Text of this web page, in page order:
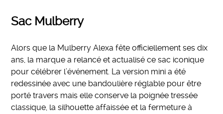
Sac Mulberry
Alors que la Mulberry Alexa fête officiellement ses dix
ans, la marque a relancé et actualisé ce sac iconique
pour célébrer l’événement. La version mini a été
redessinée avec une bandoulière réglable pour être
porté travers mais elle conserve la poignée tressée
classique, la silhouette affaissée et la fermeture à